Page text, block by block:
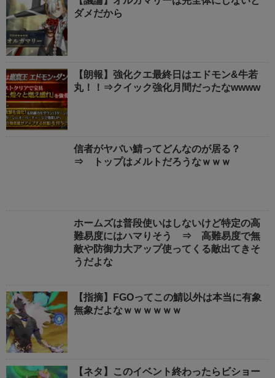
ダメだから
【朗報】強化クエ最終日はエドモン&牛若
丸！！⇒クイック強化月間だったなwwww
信者がヤバい鯖ってどんなのが居る？
⇒ トップはメルトだろうなｗｗｗ
ホームズは普段使いはしないけど特定の高
難易度にはハマりそう ⇒ 高難易度で無
敵や防御力大アップ使ってくる敵出てきそ
うだよな
【指摘】FGOってこの鯖以外は本当に有象
無象だよなｗｗｗｗｗｗ
【ネタ】このイベント終わったらビショー